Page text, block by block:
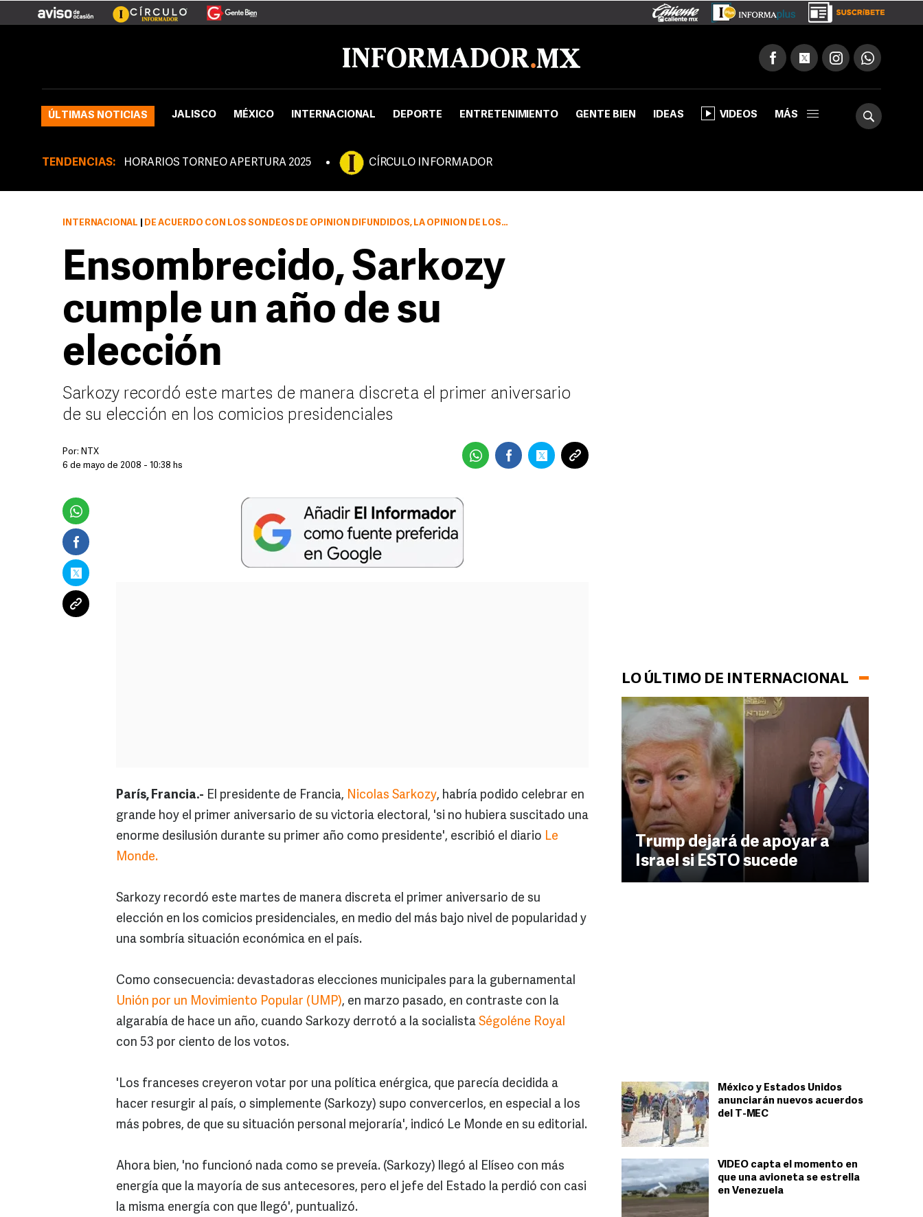
ÚLTIMAS NOTICIAS JALISCO MÉXICO INTERNACIONAL DEPORTE ENTRETENIMIENTO GENTE BIEN IDEAS VIDEOS MÁS
TENDENCIAS: HORARIOS TORNEO APERTURA 2025 CÍRCULO INFORMADOR
LO ÚLTIMO DE INTERNACIONAL
Trump dejará de apoyar a
Israel si ESTO sucede
México y Estados Unidos
anunciarán nuevos acuerdos
del T-MEC
VIDEO capta el momento en
que una avioneta se estrella
en Venezuela
INTERNACIONAL DE ACUERDO CON LOS SONDEOS DE OPINIÓN DIFUNDIDOS, LA OPINIÓN DE LOS ENCUESTADOS ES NEGATIVA EN CASI TODOS LOS ASPECTOS
Ensombrecido, Sarkozy
cumple un año de su
elección
Sarkozy recordó este martes de manera discreta el primer aniversario
de su elección en los comicios presidenciales
Por: NTX
6 de mayo de 2008 - 10:38 hs
París, Francia.- El presidente de Francia, Nicolas Sarkozy, habría podido celebrar en
grande hoy el primer aniversario de su victoria electoral, 'si no hubiera suscitado una
enorme desilusión durante su primer año como presidente', escribió el diario Le
Monde.
Sarkozy recordó este martes de manera discreta el primer aniversario de su
elección en los comicios presidenciales, en medio del más bajo nivel de popularidad y
una sombría situación económica en el país.
Como consecuencia: devastadoras elecciones municipales para la gubernamental
Unión por un Movimiento Popular (UMP), en marzo pasado, en contraste con la
algarabía de hace un año, cuando Sarkozy derrotó a la socialista Ségoléne Royal
con 53 por ciento de los votos.
'Los franceses creyeron votar por una política enérgica, que parecía decidida a
hacer resurgir al país, o simplemente (Sarkozy) supo convercerlos, en especial a los
más pobres, de que su situación personal mejoraría', indicó Le Monde en su editorial.
Ahora bien, 'no funcionó nada como se preveía. (Sarkozy) llegó al Elíseo con más
energía que la mayoría de sus antecesores, pero el jefe del Estado la perdió con casi
la misma energía con que llegó', puntualizó.